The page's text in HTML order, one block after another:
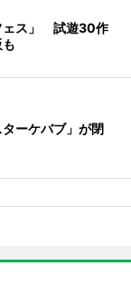
ェス」 試遊30作
ーケバブ」が閉